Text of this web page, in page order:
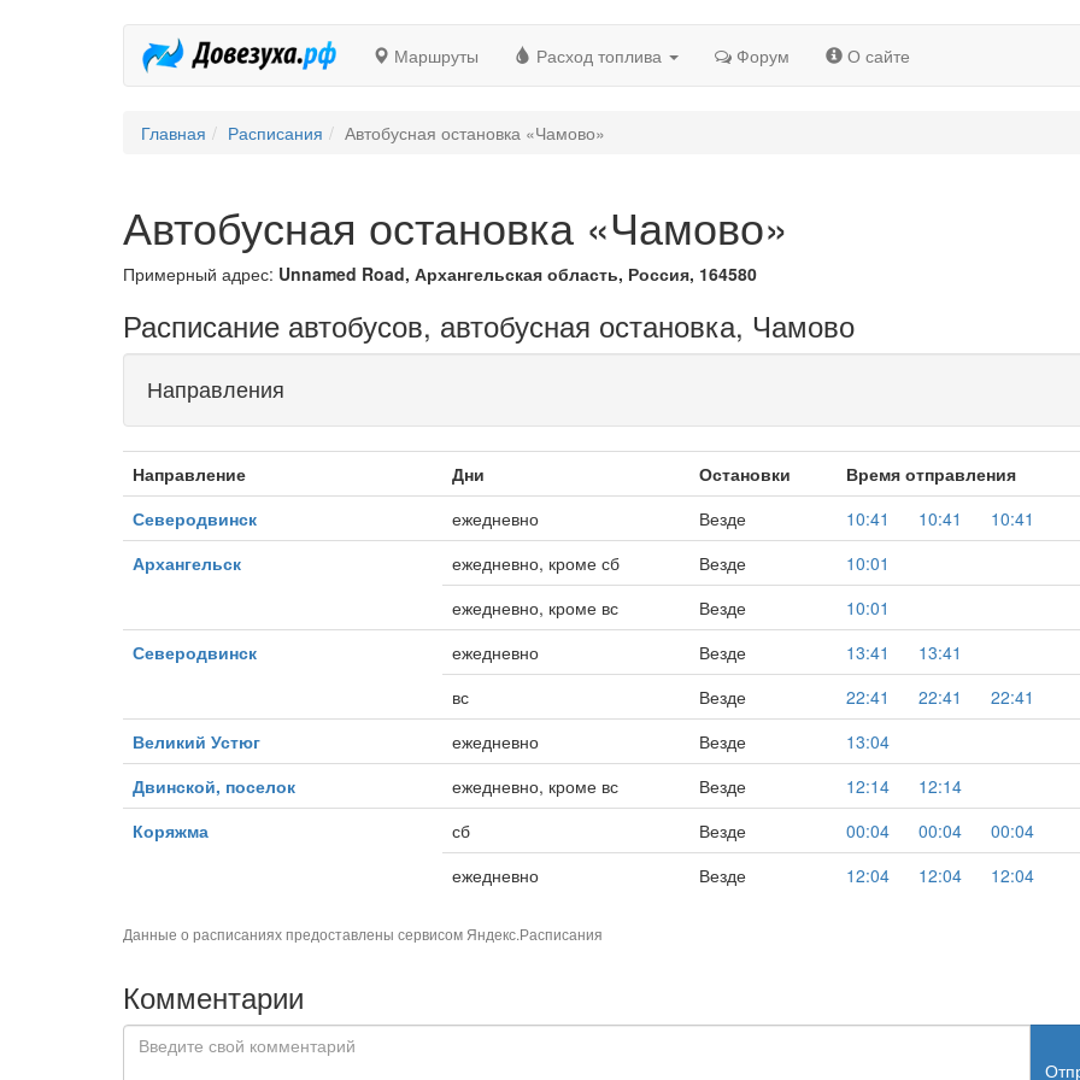
Маршруты Расход топлива Форум О сайте
Главная Расписания Автобусная остановка «Чамово»
Автобусная остановка «Чамово»
Примерный адрес: Unnamed Road, Архангельская область, Россия, 164580
Расписание автобусов, автобусная остановка, Чамово
Направления
Направление Дни Остановки
Время отправления
Северодвинск
ежедневно Везде 10:41 10:41
10:41
Архангельск
ежедневно, кроме сб Везде
10:01
ежедневно, кроме вс
Везде
10:01
Северодвинск
ежедневно Везде 13:41
13:41
вс
Везде 22:41 22:41
22:41
Великий Устюг
ежедневно Везде
13:04
Двинской, поселок
ежедневно, кроме вс Везде 12:14
12:14
Коряжма
сб Везде 00:04 00:04
00:04
ежедневно
Везде 12:04 12:04 12:04
Данные о расписаниях предоставлены сервисом Яндекс.Расписания
Комментарии